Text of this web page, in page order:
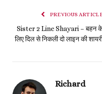
PREVIOUS
Sister 2 Line Shayari – बहन
लिए दिल से निकली दो लाइन की
Richard